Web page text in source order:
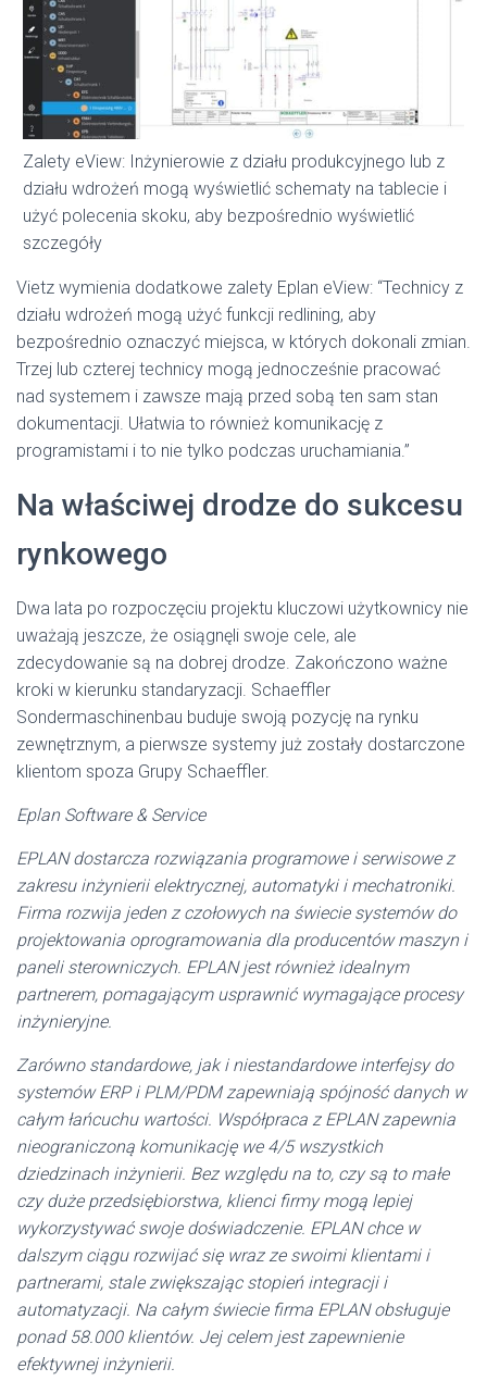
Zalety eView: Inżynierowie z działu produkcyjnego lub z
działu wdrożeń mogą wyświetlić schematy na tablecie i
użyć polecenia skoku, aby bezpośrednio wyświetlić
szczegóły
Vietz wymienia dodatkowe zalety Eplan eView: “Technicy z
działu wdrożeń mogą użyć funkcji redlining, aby
bezpośrednio oznaczyć miejsca, w których dokonali zmian.
Trzej lub czterej technicy mogą jednocześnie pracować
nad systemem i zawsze mają przed sobą ten sam stan
dokumentacji. Ułatwia to również komunikację z
programistami i to nie tylko podczas uruchamiania.”
Na właściwej drodze do sukcesu
rynkowego
Dwa lata po rozpoczęciu projektu kluczowi użytkownicy nie
uważają jeszcze, że osiągnęli swoje cele, ale
zdecydowanie są na dobrej drodze. Zakończono ważne
kroki w kierunku standaryzacji. Schaeffler
Sondermaschinenbau buduje swoją pozycję na rynku
zewnętrznym, a pierwsze systemy już zostały dostarczone
klientom spoza Grupy Schaeffler.
Eplan Software & Service
EPLAN dostarcza rozwiązania programowe i serwisowe z
zakresu inżynierii elektrycznej, automatyki i mechatroniki.
Firma rozwija jeden z czołowych na świecie systemów do
projektowania oprogramowania dla producentów maszyn i
paneli sterowniczych. EPLAN jest również idealnym
partnerem, pomagającym usprawnić wymagające procesy
inżynieryjne.
Zarówno standardowe, jak i niestandardowe interfejsy do
systemów ERP i PLM/PDM zapewniają spójność danych w
całym łańcuchu wartości. Współpraca z EPLAN zapewnia
nieograniczoną komunikację we 4/5 wszystkich
dziedzinach inżynierii. Bez względu na to, czy są to małe
czy duże przedsiębiorstwa, klienci firmy mogą lepiej
wykorzystywać swoje doświadczenie. EPLAN chce w
dalszym ciągu rozwijać się wraz ze swoimi klientami i
partnerami, stale zwiększając stopień integracji i
automatyzacji. Na całym świecie firma EPLAN obsługuje
ponad 58.000 klientów. Jej celem jest zapewnienie
efektywnej inżynierii.